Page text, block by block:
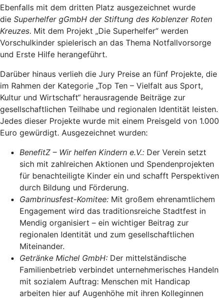
Ebenfalls mit dem dritten Platz ausgezeichnet wurde
die Superhelfer gGmbH der Stiftung des Koblenzer Roten
Kreuzes. Mit dem Projekt „Die Superhelfer“ werden
Vorschulkinder spielerisch an das Thema Notfallvorsorge
und Erste Hilfe herangeführt.
Darüber hinaus verlieh die Jury Preise an fünf Projekte, die
im Rahmen der Kategorie „Top Ten – Vielfalt aus Sport,
Kultur und Wirtschaft“ herausragende Beiträge zur
gesellschaftlichen Teilhabe und regionalen Identität leisten.
Jedes dieser Projekte wurde mit einem Preisgeld von 1.000
Euro gewürdigt. Ausgezeichnet wurden:
BenefitZ – Wir helfen Kindern e.V.: Der Verein setzt
sich mit zahlreichen Aktionen und Spendenprojekten
für benachteiligte Kinder ein und schafft Perspektiven
durch Bildung und Förderung.
Gambrinusfest-Komitee: Mit großem ehrenamtlichem
Engagement wird das traditionsreiche Stadtfest in
Mendig organisiert – ein wichtiger Beitrag zur
regionalen Identität und zum gesellschaftlichen
Miteinander.
Getränke Michel GmbH: Der mittelständische
Familienbetrieb verbindet unternehmerisches Handeln
mit sozialem Auftrag: Menschen mit Handicap
arbeiten hier auf Augenhöhe mit ihren Kolleginnen